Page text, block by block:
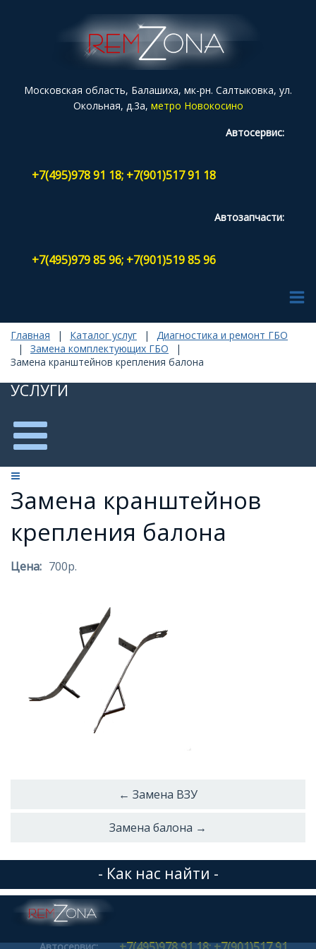
Московская область, Балашиха, мк-рн. Салтыковка, ул.
Окольная, д.3а, метро Новокосино
Автосервис:
+7(495)978 91 18; +7(901)517 91 18
Автозапчасти:
+7(495)979 85 96; +7(901)519 85 96
Главная | Каталог услуг |
Диагностика и ремонт ГБО
|
Замена комплектующих ГБО
|
Замена кранштейнов крепления балона
УСЛУГИ
Замена кранштейнов
крепления балона
Цена: 700р.
← Замена ВЗУ
Замена балона →
- Как нас найти -